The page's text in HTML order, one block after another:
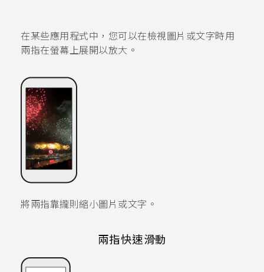
在某些應用程式中，您可以在檢視圖片或文字時用
兩指在螢幕上展開以放大。
將兩指靠攏則縮小圖片或文字。
兩指快速滑動